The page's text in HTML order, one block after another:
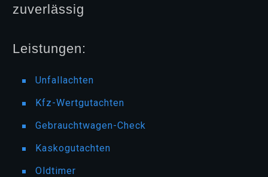
zuverlässig
Leistungen:
Unfallachten
Kfz-Wertgutachten
Gebrauchtwagen-Check
Kaskogutachten
Oldtimer